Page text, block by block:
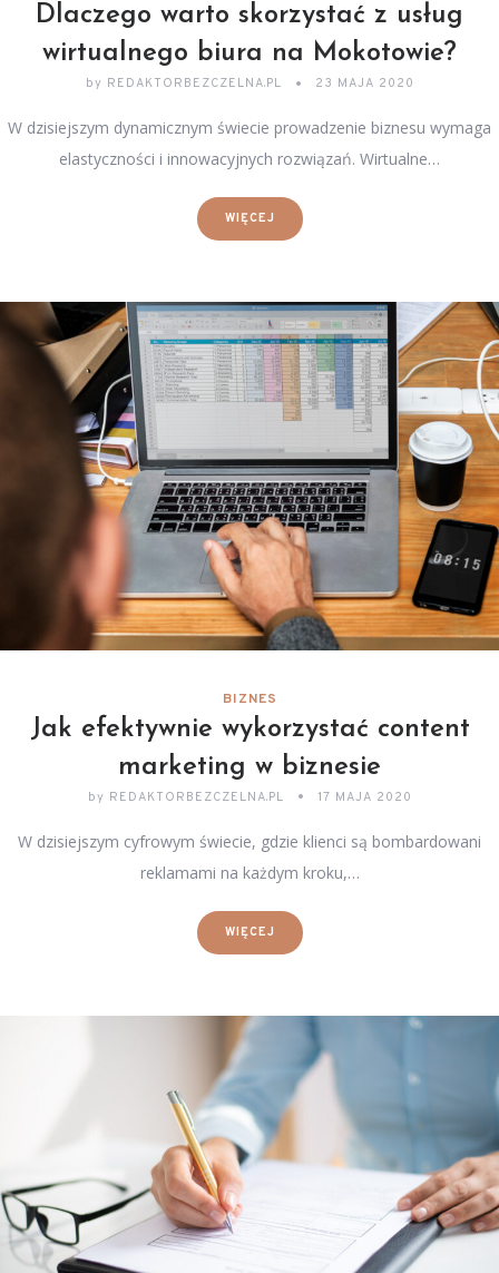
Dlaczego warto skorzystać z usług
wirtualnego biura na Mokotowie?
by REDAKTORBEZCZELNA.PL 23 MAJA 2020
W dzisiejszym dynamicznym świecie prowadzenie biznesu wymaga
elastyczności i innowacyjnych rozwiązań. Wirtualne…
WIĘCEJ
BIZNES
Jak efektywnie wykorzystać content
marketing w biznesie
by REDAKTORBEZCZELNA.PL 17 MAJA 2020
W dzisiejszym cyfrowym świecie, gdzie klienci są bombardowani
reklamami na każdym kroku,…
WIĘCEJ